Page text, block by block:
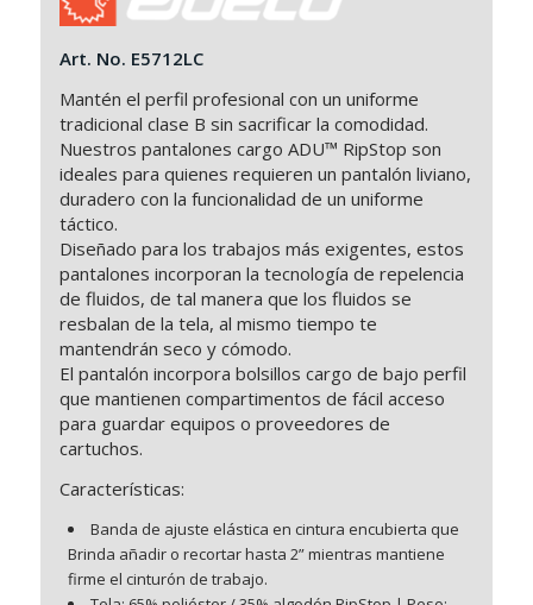
Art. No. E5712LC
Mantén el perfil profesional con un uniforme
tradicional clase B sin sacrificar la comodidad.
Nuestros pantalones cargo ADU™ RipStop son
ideales para quienes requieren un pantalón liviano,
duradero con la funcionalidad de un uniforme
táctico.
Diseñado para los trabajos más exigentes, estos
pantalones incorporan la tecnología de repelencia
de fluidos, de tal manera que los fluidos se
resbalan de la tela, al mismo tiempo te
mantendrán seco y cómodo.
El pantalón incorpora bolsillos cargo de bajo perfil
que mantienen compartimentos de fácil acceso
para guardar equipos o proveedores de
cartuchos.
Características:
Banda de ajuste elástica en cintura encubierta que
Brinda añadir o recortar hasta 2” mientras mantiene
firme el cinturón de trabajo.